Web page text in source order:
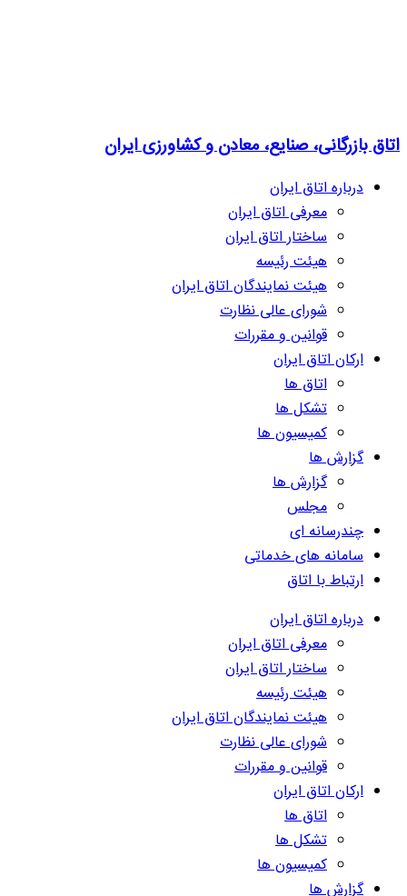
اتاق بازرگانی، صنایع، معادن و کشاورزی ایران
درباره اتاق ایران
معرفی اتاق ایران
ساختار اتاق ایران
هیئت رئیسه
هیئت نمایندگان اتاق ایران
شورای عالی نظارت
قوانین و مقررات
ارکان اتاق ایران
اتاق ها
تشکل ها
کمیسیون ها
گزارش ها
گزارش ها
مجلس
چندرسانه ای
سامانه های خدماتی
ارتباط با اتاق
درباره اتاق ایران
معرفی اتاق ایران
ساختار اتاق ایران
هیئت رئیسه
هیئت نمایندگان اتاق ایران
شورای عالی نظارت
قوانین و مقررات
ارکان اتاق ایران
اتاق ها
تشکل ها
کمیسیون ها
گزارش ها